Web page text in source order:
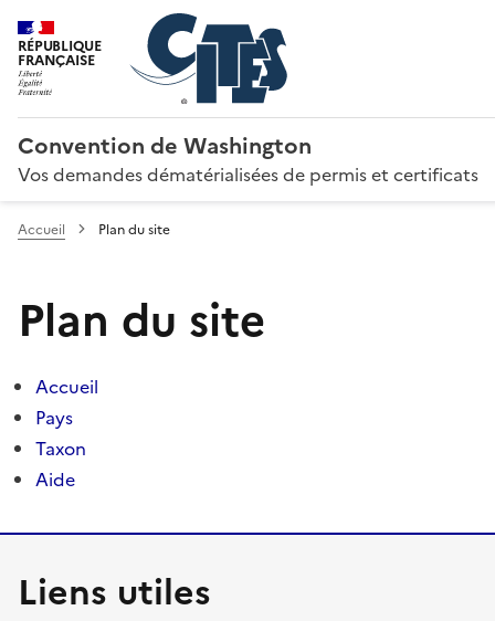
RÉPUBLIQUE
FRANÇAISE
Convention de Washington
Vos demandes dématérialisées de permis et certificats
Accueil Plan du site
Plan du site
Accueil
Pays
Taxon
Aide
Liens utiles